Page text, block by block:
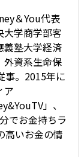
＆You代表
大学商学部客
義塾大学経済
外資系生命保
事。2015年に
ア
」、
でお金持ちラ
高いお金の情